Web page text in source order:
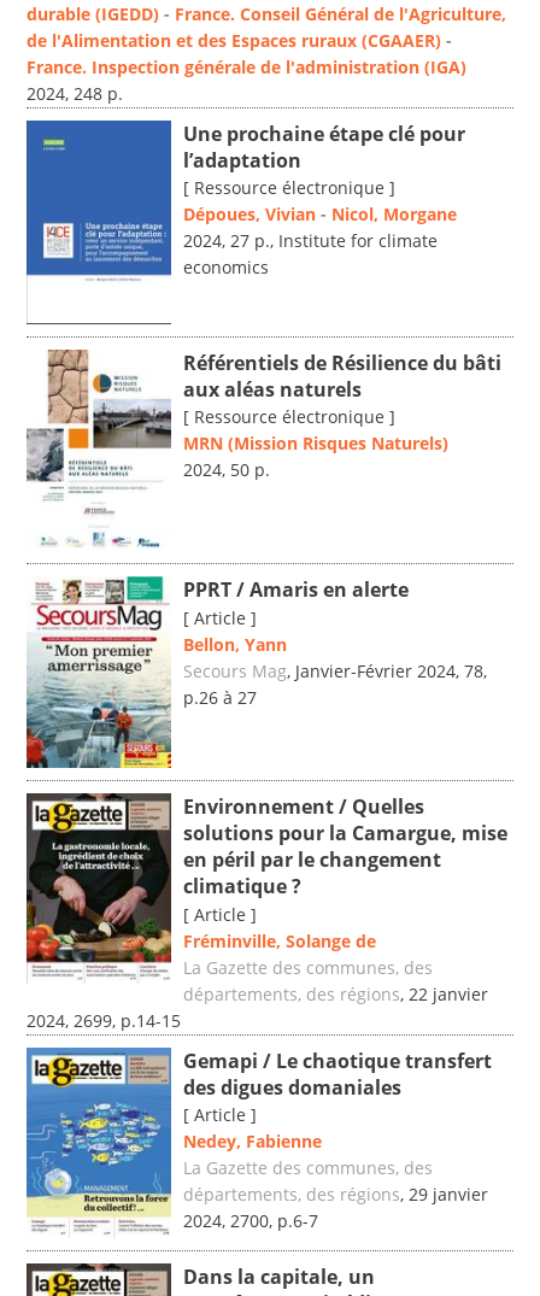
durable (IGEDD) - France. Conseil Général de l'Agriculture,
de l'Alimentation et des Espaces ruraux (CGAAER) -
France. Inspection générale de l'administration (IGA)
2024, 248 p.
Une prochaine étape clé pour
l’adaptation
[ Ressource électronique ]
Dépoues, Vivian - Nicol, Morgane
2024, 27 p., Institute for climate
economics
Référentiels de Résilience du bâti
aux aléas naturels
[ Ressource électronique ]
MRN (Mission Risques Naturels)
2024, 50 p.
PPRT / Amaris en alerte
[ Article ]
Bellon, Yann
Secours Mag, Janvier-Février 2024, 78,
p.26 à 27
Environnement / Quelles
solutions pour la Camargue, mise
en péril par le changement
climatique ?
[ Article ]
Fréminville, Solange de
La Gazette des communes, des
départements, des régions, 22 janvier
2024, 2699, p.14-15
Gemapi / Le chaotique transfert
des digues domaniales
[ Article ]
Nedey, Fabienne
La Gazette des communes, des
départements, des régions, 29 janvier
2024, 2700, p.6-7
Dans la capitale, un